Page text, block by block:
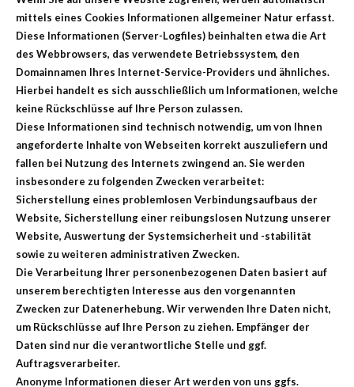
mittels eines Cookies Informationen allgemeiner Natur erfasst.
Diese Informationen (Server-Logfiles) beinhalten etwa die Art
des Webbrowsers, das verwendete Betriebssystem, den
Domainnamen Ihres Internet-Service-Providers und ähnliches.
Hierbei handelt es sich ausschließlich um Informationen, welche
keine Rückschlüsse auf Ihre Person zulassen.
Diese Informationen sind technisch notwendig, um von Ihnen
angeforderte Inhalte von Webseiten korrekt auszuliefern und
fallen bei Nutzung des Internets zwingend an. Sie werden
insbesondere zu folgenden Zwecken verarbeitet:
Sicherstellung eines problemlosen Verbindungsaufbaus der
Website, Sicherstellung einer reibungslosen Nutzung unserer
Website, Auswertung der Systemsicherheit und -stabilität
sowie zu weiteren administrativen Zwecken.
Die Verarbeitung Ihrer personenbezogenen Daten basiert auf
unserem berechtigten Interesse aus den vorgenannten
Zwecken zur Datenerhebung. Wir verwenden Ihre Daten nicht,
um Rückschlüsse auf Ihre Person zu ziehen. Empfänger der
Daten sind nur die verantwortliche Stelle und ggf.
Auftragsverarbeiter.
Anonyme Informationen dieser Art werden von uns ggfs.